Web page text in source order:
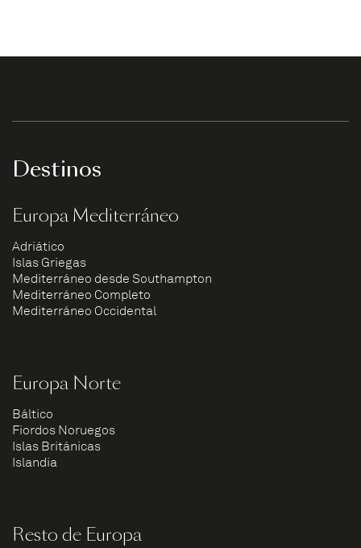
Destinos
Europa Mediterráneo
Adriático
Islas Griegas
Mediterráneo desde Southampton
Mediterráneo Completo
Mediterráneo Occidental
Europa Norte
Báltico
Fiordos Noruegos
Islas Británicas
Islandia
Resto de Europa